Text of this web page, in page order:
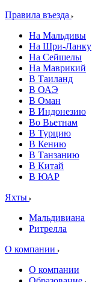
Правила въезда
На Мальдивы
На Шри-Ланку
На Сейшелы
На Маврикий
В Таиланд
В ОАЭ
В Оман
В Индонезию
Во Вьетнам
В Турцию
В Кению
В Танзанию
В Китай
В ЮАР
Яхты
Мальдивиана
Ритрелла
О компании
О компании